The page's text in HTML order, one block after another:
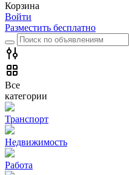
Корзина
Войти
Разместить бесплатно
Все
категории
Транспорт
Недвижимость
Работа